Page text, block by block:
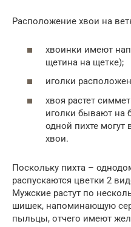
Расположение хвои на
хвоинки имеют
щетина на щетке);
иголки
хвоя растет
иголки бывают на
одной пихте могут
хвои.
Поскольку пихта –
распускаются цветки 2
Мужские растут по
шишек, напоминающую
пыльцы, отчего имеют